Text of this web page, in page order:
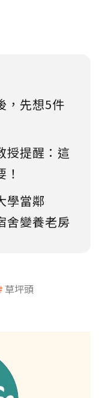
，先想5件
授提醒：這
學當鄰
舍變養老房
草坪頭